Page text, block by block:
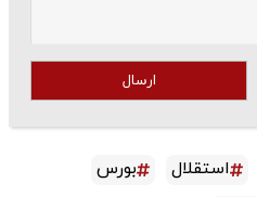
ارسال
استقلال
بورس